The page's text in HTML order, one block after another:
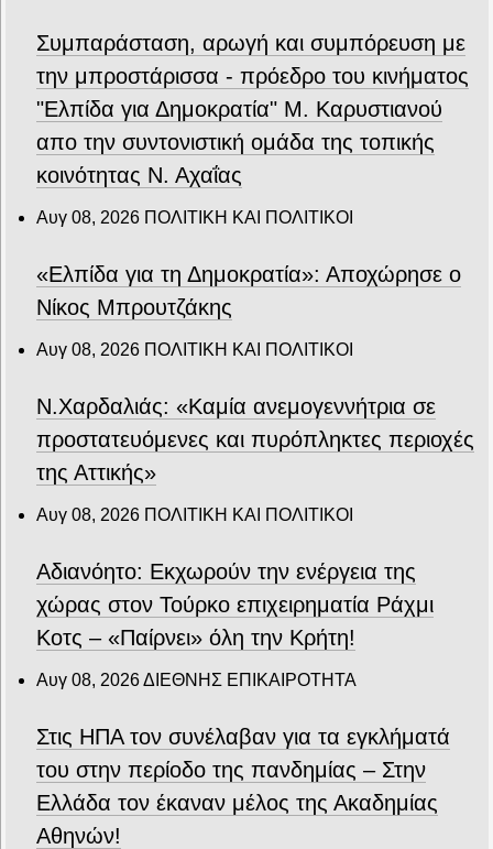
Συμπαράσταση, αρωγή και συμπόρευση με
την μπροστάρισσα - πρόεδρο του κινήματος
"Ελπίδα για Δημοκρατία" Μ. Καρυστιανού
απο την συντονιστική ομάδα της τοπικής
κοινότητας Ν. Αχαΐας
Αυγ 08, 2026 ΠΟΛΙΤΙΚΗ ΚΑΙ ΠΟΛΙΤΙΚΟΙ
«Ελπίδα για τη Δημοκρατία»: Αποχώρησε ο
Νίκος Μπρουτζάκης
Αυγ 08, 2026 ΠΟΛΙΤΙΚΗ ΚΑΙ ΠΟΛΙΤΙΚΟΙ
Ν.Χαρδαλιάς: «Καμία ανεμογεννήτρια σε
προστατευόμενες και πυρόπληκτες περιοχές
της Αττικής»
Αυγ 08, 2026 ΠΟΛΙΤΙΚΗ ΚΑΙ ΠΟΛΙΤΙΚΟΙ
Αδιανόητο: Εκχωρούν την ενέργεια της
χώρας στον Τούρκο επιχειρηματία Ράχμι
Κοτς – «Παίρνει» όλη την Κρήτη!
Αυγ 08, 2026ΔΙΕΘΝΗΣ ΕΠΙΚΑΙΡΟΤΗΤΑ
Στις ΗΠΑ τον συνέλαβαν για τα εγκλήματά
του στην περίοδο της πανδημίας – Στην
Ελλάδα τον έκαναν μέλος της Ακαδημίας
Αθηνών!